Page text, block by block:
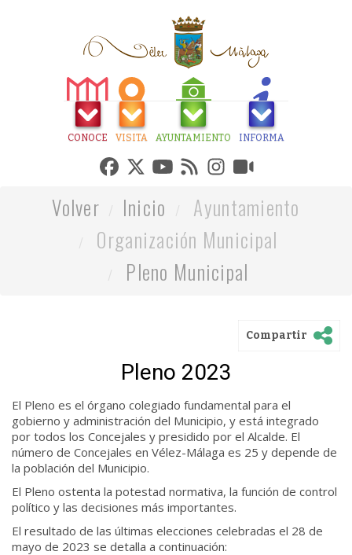
CONOCE VISITA AYUNTAMIENTO INFORMA
Volver Inicio
Ayuntamiento
Organización Municipal
Pleno Municipal
Compartir
Pleno 2023
El Pleno es el órgano colegiado fundamental para el
gobierno y administración del Municipio, y está integrado
por todos los Concejales y presidido por el Alcalde. El
número de Concejales en Vélez-Málaga es 25 y depende de
la población del Municipio.
El Pleno ostenta la potestad normativa, la función de control
político y las decisiones más importantes.
El resultado de las últimas elecciones celebradas el 28 de
mayo de 2023 se detalla a continuación: